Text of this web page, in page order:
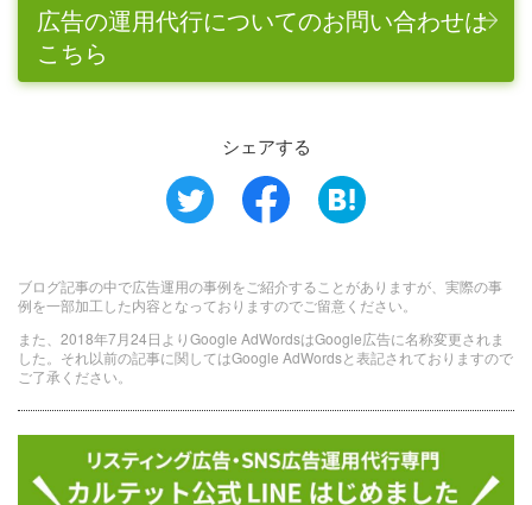
広告の運用代行についてのお問い合わせは
こちら
シェアする
ブログ記事の中で広告運用の事例をご紹介することがありますが、実際の事
例を一部加工した内容となっておりますのでご留意ください。
また、2018年7月24日よりGoogle AdWordsはGoogle広告に名称変更されま
した。それ以前の記事に関してはGoogle AdWordsと表記されておりますので
ご了承ください。